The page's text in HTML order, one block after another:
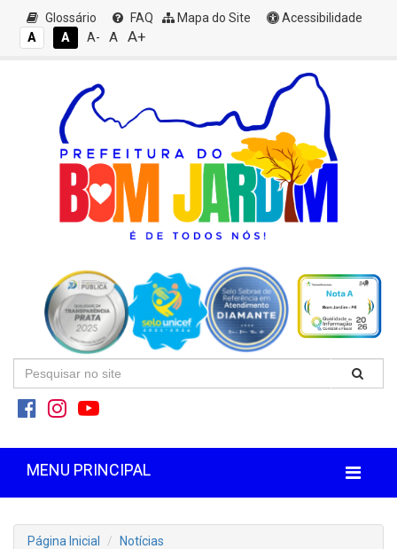
Glossário FAQ Mapa do Site
Acessibilidade
A
A A- A A+
MENU PRINCIPAL
Página Inicial
Notícias